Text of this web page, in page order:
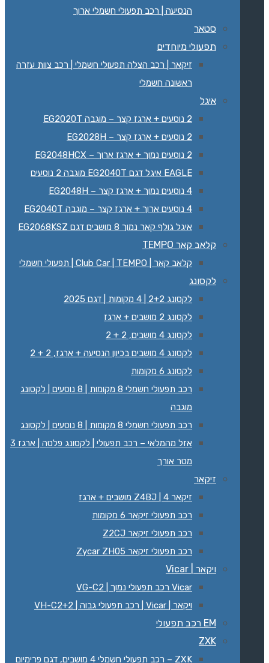
הנסיעה | רכב תפעולי חשמלי ארוך
סטאר
תפעולי מיוחדים
זיקאר | רכב הצלה תפעולי חשמלי | רכב צוות עזרה
ראשונה חשמלי
איגל
2 נוסעים + ארגז קצר – מוגבה EG2020T
2 נוסעים + ארגז קצר – EG2028H
2 נוסעים נמוך + ארגז ארוך – EG2048HCX
EAGLE איגל דגם EG2040T מוגבה 2 נוסעים
4 נוסעים נמוך + ארגז קצר – EG2048H
4 נוסעים ארוך + ארגז קצר – מוגבה EG2040T
איגל גולף קאר נמוך 8 מושבים דגם EG2068KSZ‏
קלאב קאר TEMPO
קלאב קאר | Club Car | TEMPO | תפעולי חשמלי
לקסונג
לקסונג 2+2 | 4 מקומות | דגם 2025
לקסונג 2 מושבים + ארגז
לקסונג 4 מושבים, 2 + 2
לקסונג 4 מושבים בכיוון הנסיעה + ארגז, 2 + 2
לקסונג 6 מקומות
רכב תפעולי חשמלי 8 מקומות | 8 נוסעים | לקסונג
מוגבה
רכב תפעולי חשמלי 8 מקומות | 8 נוסעים | לקסונג
‏‏אזל מהמלאי – רכב תפעולי | לקסונג פלטה | ארגז 3
מטר אורך
זיקאר
זיקאר Z4BJ | 4 מושבים + ארגז
רכב תפעולי זיקאר 6 מקומות
רכב תפעולי זיקאר Z2CJ
רכב תפעולי זיקאר Zycar ZH05
ויקאר | Vicar
Vicar רכב תפעולי נמוך | VG-C2‏
ויקאר | Vicar | רכב תפעולי גבוה | VH-C2+2
EM רכב תפעולי
ZXK
ZXK – רכב תפעולי חשמלי 4 מושבים, דגם פרימיום